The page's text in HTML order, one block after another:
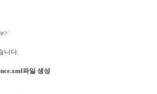
니다.
파일 생성